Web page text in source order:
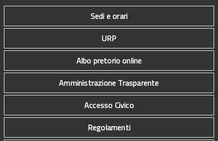
Sedi e orari
URP
Albo pretorio online
Amministrazione Trasparente
Accesso Civico
Regolamenti